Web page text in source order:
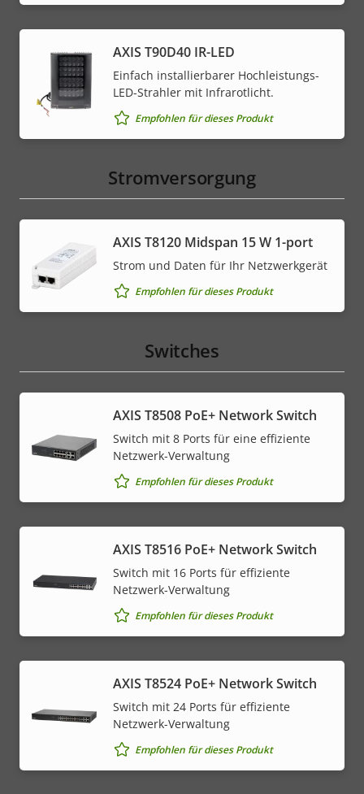
AXIS T90D40 IR-LED
Einfach installierbarer Hochleistungs-
LED-Strahler mit Infrarotlicht.
Empfohlen für dieses Produkt
Stromversorgung
AXIS T8120 Midspan 15 W 1-port
Strom und Daten für Ihr Netzwerkgerät
Empfohlen für dieses Produkt
Switches
AXIS T8508 PoE+ Network Switch
Switch mit 8 Ports für eine effiziente
Netzwerk-Verwaltung
Empfohlen für dieses Produkt
AXIS T8516 PoE+ Network Switch
Switch mit 16 Ports für effiziente
Netzwerk-Verwaltung
Empfohlen für dieses Produkt
AXIS T8524 PoE+ Network Switch
Switch mit 24 Ports für effiziente
Netzwerk-Verwaltung
Empfohlen für dieses Produkt